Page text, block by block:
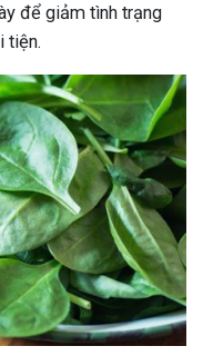
để giảm tình trạng
tiện.